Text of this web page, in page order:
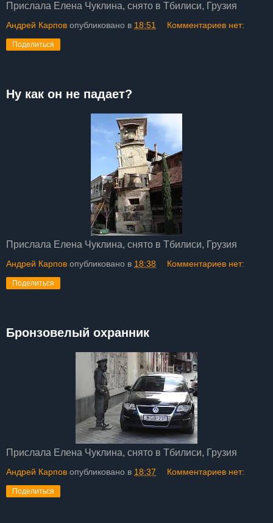
Прислала Елена Чуклина, снято в Тбилиси, Грузия
Андрей Карпов опубликовано в 18:51 Комментариев нет:
Поделиться
Ну как он не падает?
Прислала Елена Чуклина, снято в Тбилиси, Грузия
Андрей Карпов опубликовано в 18:38 Комментариев нет:
Поделиться
Бронзовелый охранник
Прислала Елена Чуклина, снято в Тбилиси, Грузия
Андрей Карпов опубликовано в 18:37 Комментариев нет:
Поделиться